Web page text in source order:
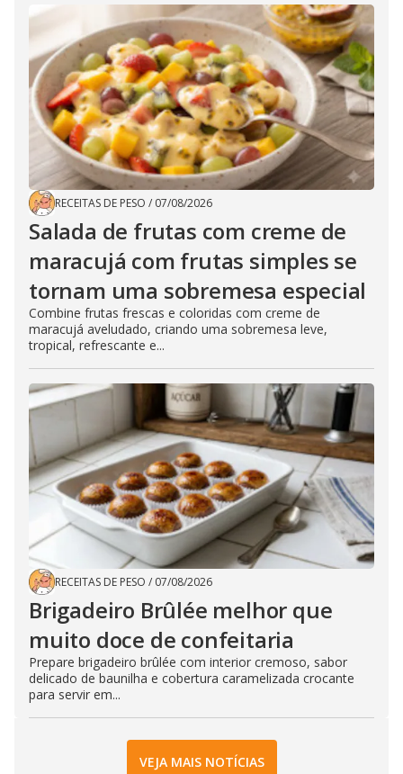
RECEITAS DE PESO / 07/08/2026
Salada de frutas com creme de
maracujá com frutas simples se
tornam uma sobremesa especial
Combine frutas frescas e coloridas com creme de
maracujá aveludado, criando uma sobremesa leve,
tropical, refrescante e...
RECEITAS DE PESO / 07/08/2026
Brigadeiro Brûlée melhor que
muito doce de confeitaria
Prepare brigadeiro brûlée com interior cremoso, sabor
delicado de baunilha e cobertura caramelizada crocante
para servir em...
VEJA MAIS NOTÍCIAS